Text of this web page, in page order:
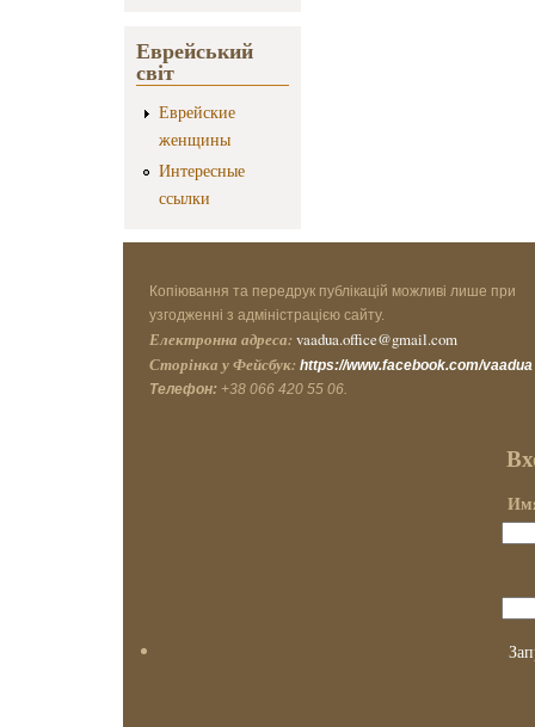
Еврейський
світ
Еврейские
женщины
Интересные
ссылки
Копіювання та передрук публікацій можливі лише при
узгодженні з адміністрацією сайту.
Електронна адреса: vaadua.office@gmail.com
Сторінка у Фейсбук: https://www.facebook.com/vaadua
Телефон: +38 066 420 55 06.